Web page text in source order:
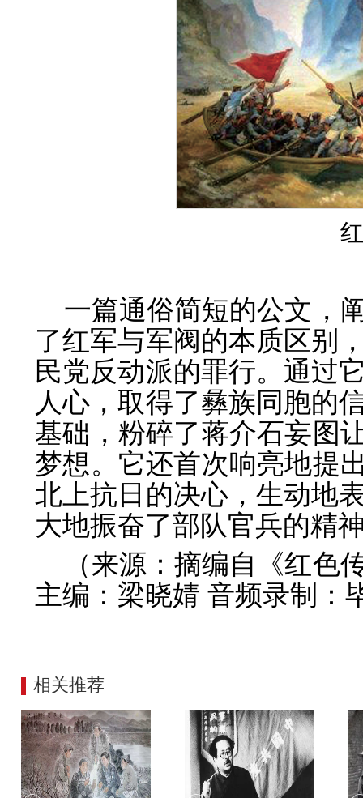
一篇通俗简短的公文，
了红军与军阀的本质区别
民党反动派的罪行。通过
人心，取得了彝族同胞的
基础，粉碎了蒋介石妄图
梦想。它还首次响亮地提
北上抗日的决心，生动地
大地振奋了部队官兵的精
（来源：摘编自《红色
主编：梁晓婧 音频录制：
相关推荐